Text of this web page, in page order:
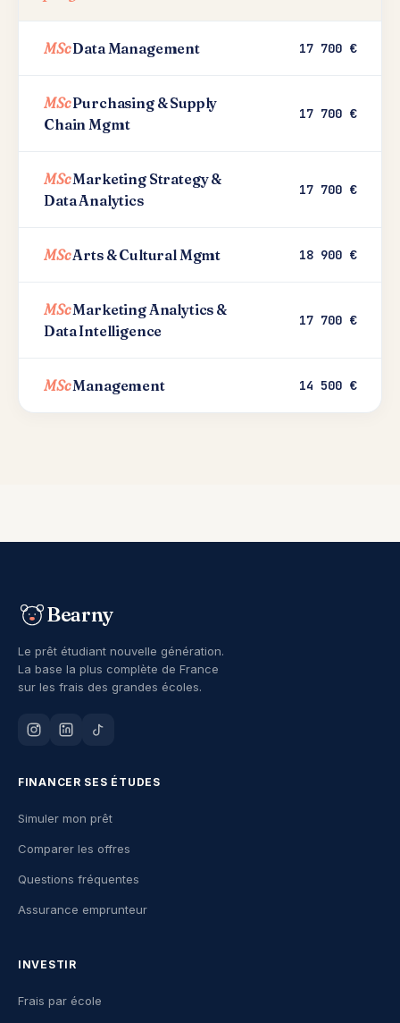
MScData Management 17 700 €
MScPurchasing & Supply
Chain Mgmt
17 700 €
MScMarketing Strategy &
Data Analytics
17 700 €
MScArts & Cultural Mgmt 18 900 €
MScMarketing Analytics &
Data Intelligence
17 700 €
MScManagement 14 500 €
Bearny
Le prêt étudiant nouvelle génération.
La base la plus complète de France
sur les frais des grandes écoles.
FINANCER SES ÉTUDES
Simuler mon prêt
Comparer les offres
Questions fréquentes
Assurance emprunteur
INVESTIR
Frais par école